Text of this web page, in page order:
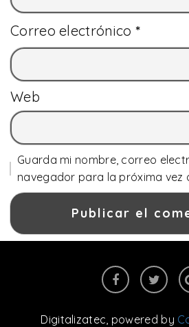
Correo electrónico *
Web
Guarda mi nombre, correo
navegador para la próxima vez
Digitalizatec , powered by